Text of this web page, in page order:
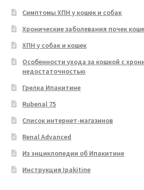
Симптомы ХПН у кошек и собак
Хронические заболевания почек
ХПН у собак и кошек
Особенности ухода за кошкой с
недостаточностью
Грелка Ипакитине
Rubenal 75
Список интернет-магазинов
Renal Advanced
Из энциклопедии об Ипакитине
Инструкция Ipakitine